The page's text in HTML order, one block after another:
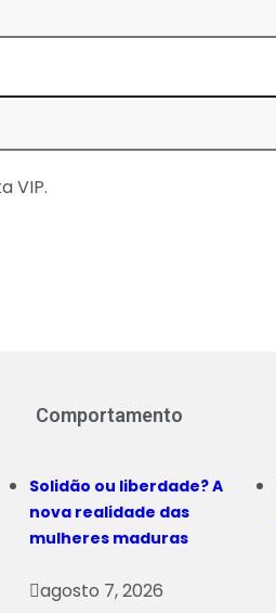
VIP.
Comportamento
Solidão ou liberdade? A
nova realidade das
mulheres maduras
agosto 7, 2026